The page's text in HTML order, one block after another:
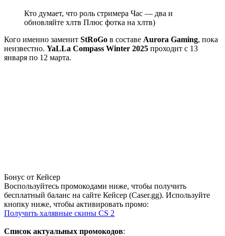
Кто думает, что роль стримера Час — два и
обновляйте хлтв Плюс фотка на хлтв)
Кого именно заменит StRoGo в составе Aurora Gaming, пока
неизвестно. YaLLa Compass Winter 2025 проходит с 13
января по 12 марта.
Бонус от Кейсер
Воспользуйтесь промокодами ниже, чтобы получить
бесплатный баланс на сайте Кейсер (Caser.gg). Используйте
кнопку ниже, чтобы активировать промо:
Получить халявные скины CS 2
Список актуальных промокодов: